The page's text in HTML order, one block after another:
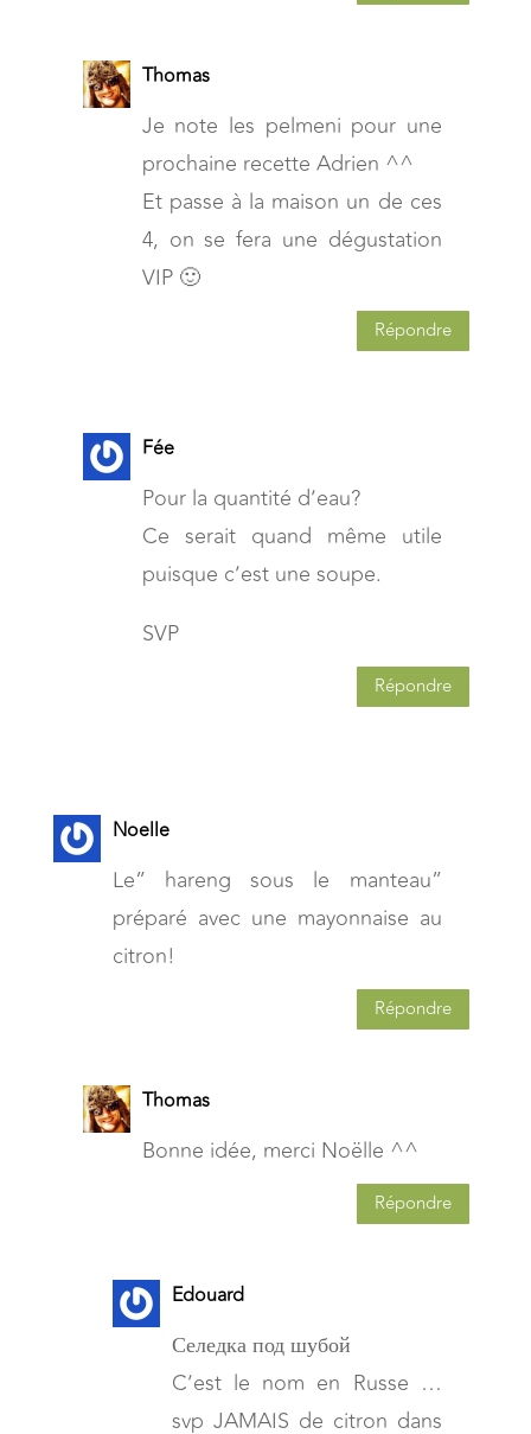
Thomas
Je note les pelmeni pour une
prochaine recette Adrien ^^
Et passe à la maison un de ces
4, on se fera une dégustation
VIP 🙂
Répondre
Fée
Pour la quantité d’eau?
Ce serait quand même utile
puisque c’est une soupe.
SVP
Répondre
Noelle
Le” hareng sous le manteau”
préparé avec une mayonnaise au
citron!
Répondre
Thomas
Bonne idée, merci Noëlle ^^
Répondre
Edouard
Селедка под шубой
C’est le nom en Russe …
svp JAMAIS de citron dans